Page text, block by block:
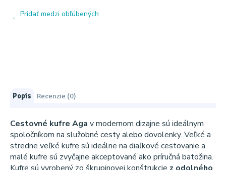
Pridať medzi obľúbených
Popis Recenzie (0)
Cestovné kufre Aga v modernom dizajne sú ideálnym
spoločníkom na služobné cesty alebo dovolenky. Veľké a
stredne veľké kufre sú ideálne na diaľkové cestovanie a
malé kufre sú zvyčajne akceptované ako príručná batožina.